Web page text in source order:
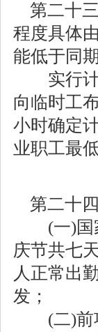
第二十
程度具体
能低于同
实行计
向临时工
小时确定
业职工最
第二十
(一)国家
庆节共七
人正常出
发；
(二)前项